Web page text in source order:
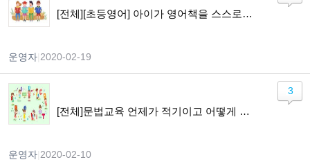
[전체][초등영어] 아이가 영어책을 스스로 읽기까지
운영자 2020-02-19
[전체]문법교육 언제가 적기이고 어떻게 가르쳐야 하나요?
운영자 2020-02-10
3